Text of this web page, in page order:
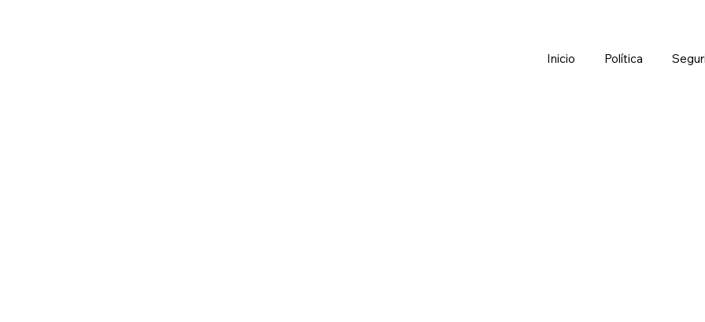
Inicio Política